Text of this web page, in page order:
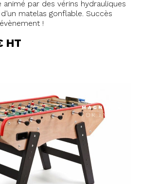
animé par des vérins hydrauliques
matelas gonflable. Succès
!
HT